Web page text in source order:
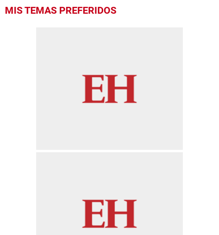
MIS TEMAS PREFERIDOS